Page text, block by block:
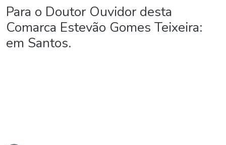
Estatísticas
Para o Doutor Ouvidor desta
Comarca Estevão Gomes Teixeira:
em Santos.